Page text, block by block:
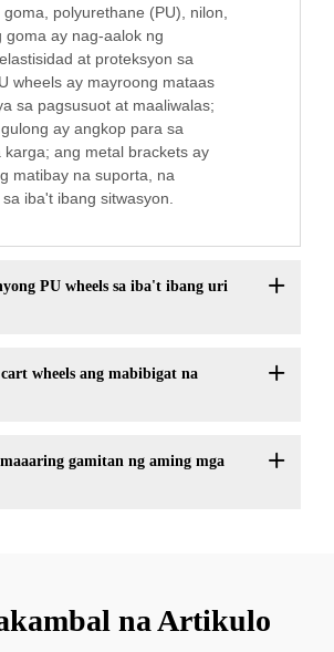
polyurethane (PU), nilon,
goma ay nag-aalok ng
at proteksyon sa
wheels ay mayroong mataas
sa pagsusuot at maaliwalas;
ay angkop para sa
karga; ang metal brackets ay
matibay na suporta, na
iba't ibang sitwasyon.
PU wheels sa iba't ibang uri
wheels ang mabibigat na
gamitan ng aming mga
na Artikulo